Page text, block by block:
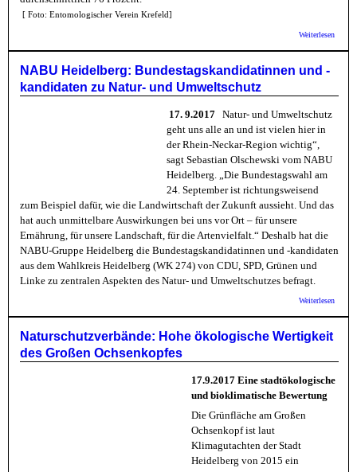
[ Foto: Entomologischer Verein Krefeld]
Weiterlesen
NABU Heidelberg: Bundestagskandidatinnen und -
kandidaten zu Natur- und Umweltschutz
17. 9.2017 Natur- und Umweltschutz
geht uns alle an und ist vielen hier in
der Rhein-Neckar-Region wichtig“,
sagt Sebastian Olschewski vom NABU
Heidelberg. „Die Bundestagswahl am
24. September ist richtungsweisend
zum Beispiel dafür, wie die Landwirtschaft der Zukunft aussieht. Und das
hat auch unmittelbare Auswirkungen bei uns vor Ort – für unsere
Ernährung, für unsere Landschaft, für die Artenvielfalt.“ Deshalb hat die
NABU-Gruppe Heidelberg die Bundestagskandidatinnen und -kandidaten
aus dem Wahlkreis Heidelberg (WK 274) von CDU, SPD, Grünen und
Linke zu zentralen Aspekten des Natur- und Umweltschutzes befragt.
Weiterlesen
und -
Naturschutzverbände: Hohe ökologische Wertigkeit
des Großen Ochsenkopfes
17.9.2017 Eine stadtökologische
und bioklimatische Bewertung
Die Grünfläche am Großen
Ochsenkopf ist laut
Klimagutachten der Stadt
Heidelberg von 2015 ein